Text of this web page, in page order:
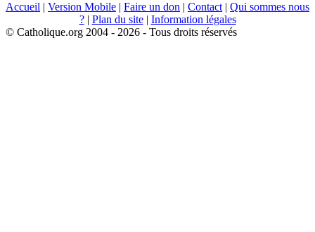
Accueil | Version Mobile | Faire un don | Contact | Qui sommes nous
?| Plan du site| Information légales
© Catholique.org 2004 - 2026 - Tous droits réservés